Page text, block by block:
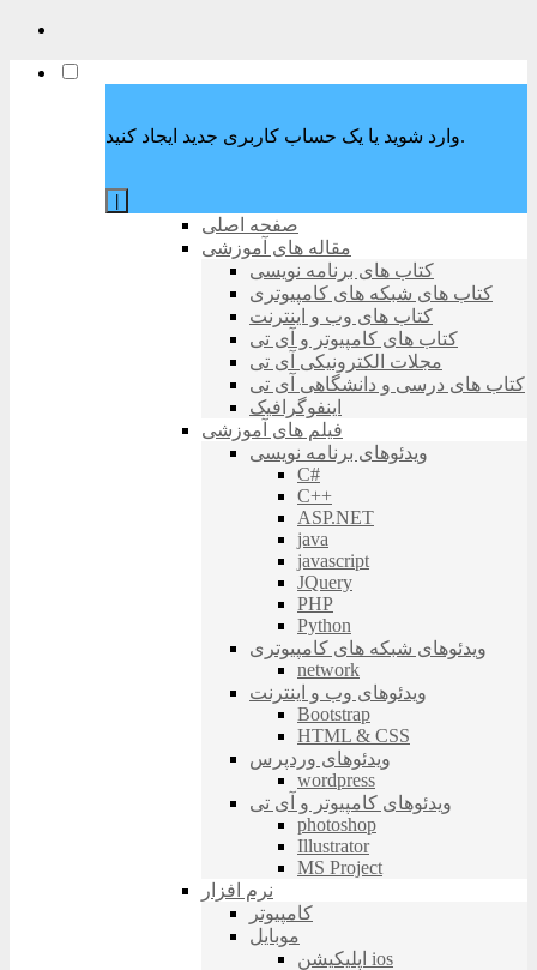
وارد شوید یا یک حساب کاربری جدید ایجاد کنید.
صفحه اصلی
مقاله های آموزشی
کتاب های برنامه نویسی
کتاب های شبکه های کامپیوتری
کتاب های وب و اینترنت
کتاب های کامپیوتر و آی تی
مجلات الکترونیکی آی تی
کتاب های درسی و دانشگاهی آی تی
اینفوگرافیک
فیلم های آموزشی
ویدئوهای برنامه نویسی
C#
C++
ASP.NET
java
javascript
JQuery
PHP
Python
ویدئوهای شبکه های کامپیوتری
network
ویدئوهای وب و اینترنت
Bootstrap
HTML & CSS
ویدئوهای وردپرس
wordpress
ویدئوهای کامپیوتر و آی تی
photoshop
Illustrator
MS Project
نرم افزار
کامپیوتر
موبایل
اپلیکیشن ios